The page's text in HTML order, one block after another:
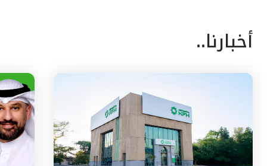
أخبارنا..